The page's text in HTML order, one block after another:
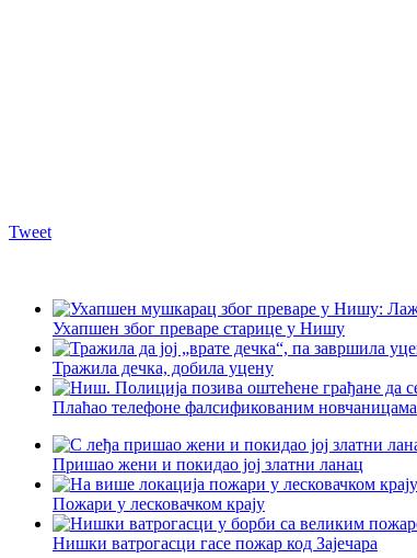
Tweet
Ухапшен због преваре старице у Нишу
Тражила дечка, добила уцену
Плаћао телефоне фалсификованим новчаницама
Пришао жени и покидао јој златни ланац
Пожари у лесковачком крају
Нишки ватрогасци гасе пожар код Зајечара